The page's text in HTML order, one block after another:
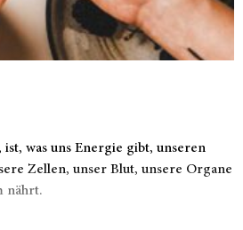
ist, was uns Energie gibt, unseren
Zellen, unser Blut, unsere Organe
nährt.